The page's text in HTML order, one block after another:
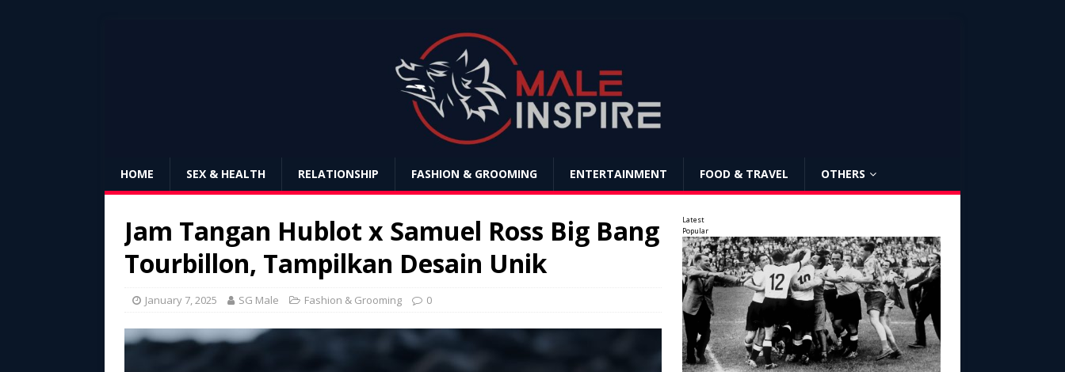
HOME SEX & HEALTH RELATIONSHIP FASHION & GROOMING ENTERTAINMENT FOOD & TRAVEL OTHERS
Jam Tangan Hublot x Samuel Ross Big Bang
Tourbillon, Tampilkan Desain Unik
January 7, 2025 SG Male Fashion & Grooming 0
Latest
Popular